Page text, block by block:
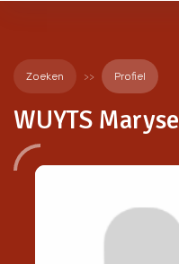
Zoeken Profiel
WUYTS Maryse